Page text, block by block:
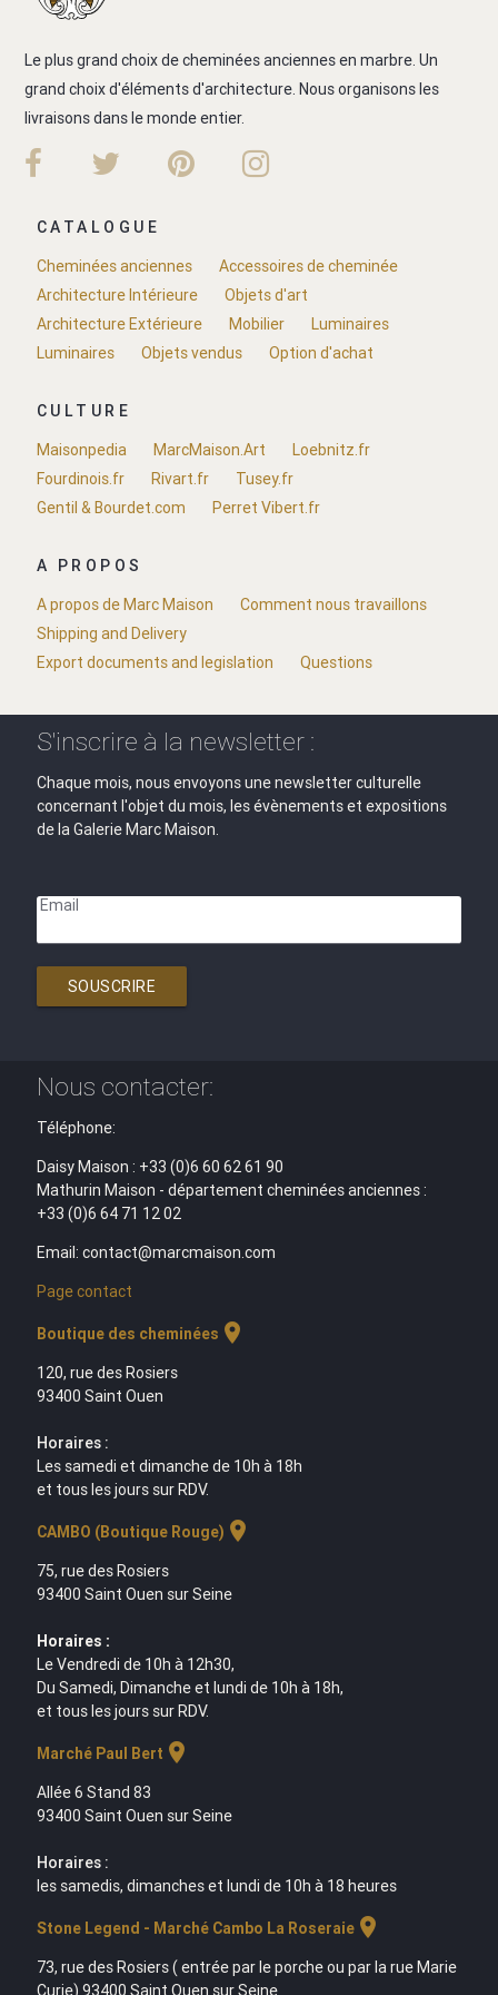
Le plus grand choix de cheminées anciennes en marbre. Un
grand choix d'éléments d'architecture. Nous organisons les
livraisons dans le monde entier.
CATALOGUE
Cheminées anciennes
Accessoires de cheminée
Architecture Intérieure
Objets d'art
Architecture Extérieure
Mobilier
Luminaires
Luminaires
Objets vendus Option d'achat
CULTURE
Maisonpedia
MarcMaison.Art
Loebnitz.fr
Fourdinois.fr
Rivart.fr
Tusey.fr
Gentil & Bourdet.com
Perret Vibert.fr
A PROPOS
A propos de Marc Maison
Comment nous travaillons
Shipping and Delivery
Export documents and legislation
Questions
S'inscrire à la newsletter :
Chaque mois, nous envoyons une newsletter culturelle
concernant l'objet du mois, les évènements et expositions
de la Galerie Marc Maison.
Email
SOUSCRIRE
Nous contacter:
Téléphone:
Daisy Maison : +33 (0)6 60 62 61 90
Mathurin Maison - département cheminées anciennes :
+33 (0)6 64 71 12 02
Email: contact@marcmaison.com
Page contact
Boutique des cheminées location_on
120, rue des Rosiers
93400 Saint Ouen
Horaires :
Les samedi et dimanche de 10h à 18h
et tous les jours sur RDV.
CAMBO (Boutique Rouge) location_on
75, rue des Rosiers
93400 Saint Ouen sur Seine
Horaires :
Le Vendredi de 10h à 12h30,
Du Samedi, Dimanche et lundi de 10h à 18h,
et tous les jours sur RDV.
Marché Paul Bert location_on
Allée 6 Stand 83
93400 Saint Ouen sur Seine
Horaires :
les samedis, dimanches et lundi de 10h à 18 heures
Stone Legend - Marché Cambo La Roseraielocation_on
73, rue des Rosiers ( entrée par le porche ou par la rue Marie
Curie) 93400 Saint Ouen sur Seine